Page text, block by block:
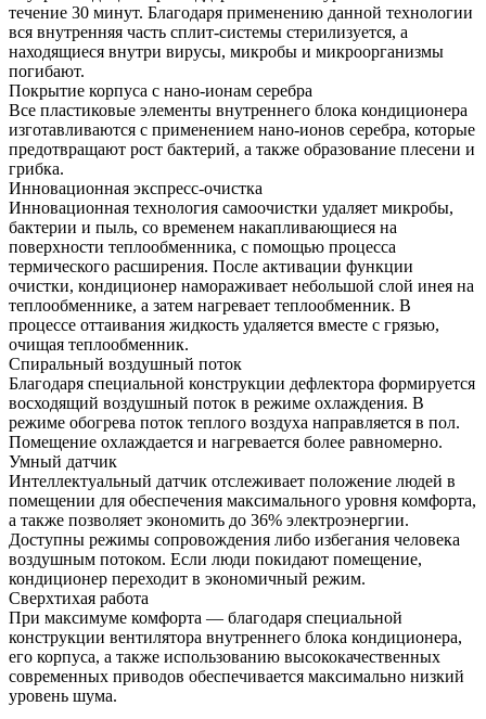
течение 30 минут. Благодаря применению данной технологии
вся внутренняя часть сплит-системы стерилизуется, а
находящиеся внутри вирусы, микробы и микроорганизмы
погибают.
Покрытие корпуса c нано-ионам серебра
Все пластиковые элементы внутреннего блока кондиционера
изготавливаются с применением нано-ионов серебра, которые
предотвращают рост бактерий, а также образование плесени и
грибка.
Инновационная экспресс-очистка
Инновационная технология самоочистки удаляет микробы,
бактерии и пыль, со временем накапливающиеся на
поверхности теплообменника, с помощью процесса
термического расширения. После активации функции
очистки, кондиционер намораживает небольшой слой инея на
теплообменнике, а затем нагревает теплообменник. В
процессе оттаивания жидкость удаляется вместе с грязью,
очищая теплообменник.
Спиральный воздушный поток
Благодаря специальной конструкции дефлектора формируется
восходящий воздушный поток в режиме охлаждения. В
режиме обогрева поток теплого воздуха направляется в пол.
Помещение охлаждается и нагревается более равномерно.
Умный датчик
Интеллектуальный датчик отслеживает положение людей в
помещении для обеспечения максимального уровня комфорта,
а также позволяет экономить до 36% электроэнергии.
Доступны режимы сопровождения либо избегания человека
воздушным потоком. Если люди покидают помещение,
кондиционер переходит в экономичный режим.
Сверхтихая работа
При максимуме комфорта — благодаря специальной
конструкции вентилятора внутреннего блока кондиционера,
его корпуса, а также использованию высококачественных
современных приводов обеспечивается максимально низкий
уровень шума.